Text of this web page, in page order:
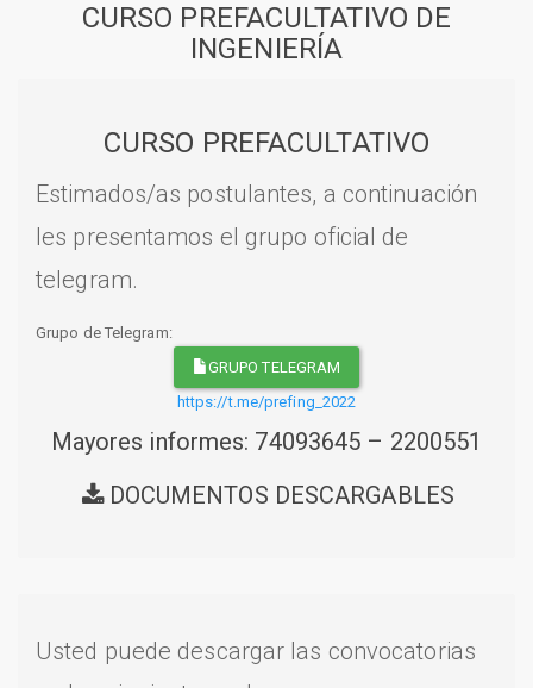
CURSO PREFACULTATIVO DE
INGENIERÍA
CURSO PREFACULTATIVO
Estimados/as postulantes, a continuación
les presentamos el grupo oficial de
telegram.
Grupo de Telegram:
GRUPO TELEGRAM
https://t.me/prefing_2022
Mayores informes: 74093645 – 2200551
DOCUMENTOS DESCARGABLES
Usted puede descargar las convocatorias